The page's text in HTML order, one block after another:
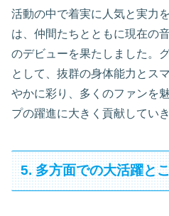
活動の中で着実に人気と実力
は、仲間たちとともに現在の
のデビューを果たしました。
として、抜群の身体能力とス
やかに彩り、多くのファンを
プの躍進に大きく貢献していき
5. 多方面での大活躍と